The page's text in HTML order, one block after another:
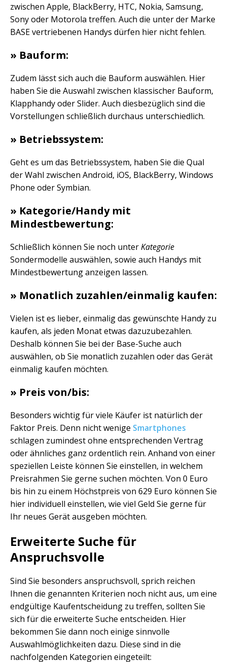
zwischen Apple, BlackBerry, HTC, Nokia, Samsung,
Sony oder Motorola treffen. Auch die unter der Marke
BASE vertriebenen Handys dürfen hier nicht fehlen.
» Bauform:
Zudem lässt sich auch die Bauform auswählen. Hier
haben Sie die Auswahl zwischen klassischer Bauform,
Klapphandy oder Slider. Auch diesbezüglich sind die
Vorstellungen schließlich durchaus unterschiedlich.
» Betriebssystem:
Geht es um das Betriebssystem, haben Sie die Qual
der Wahl zwischen Android, iOS, BlackBerry, Windows
Phone oder Symbian.
» Kategorie/Handy mit
Mindestbewertung:
Schließlich können Sie noch unterKategorie
Sondermodelle auswählen, sowie auch Handys mit
Mindestbewertung anzeigen lassen.
» Monatlich zuzahlen/einmalig kaufen:
Vielen ist es lieber, einmalig das gewünschte Handy zu
kaufen, als jeden Monat etwas dazuzubezahlen.
Deshalb können Sie bei der Base-Suche auch
auswählen, ob Sie monatlich zuzahlen oder das Gerät
einmalig kaufen möchten.
» Preis von/bis:
Besonders wichtig für viele Käufer ist natürlich der
Faktor Preis. Denn nicht wenige Smartphones
schlagen zumindest ohne entsprechenden Vertrag
oder ähnliches ganz ordentlich rein. Anhand von einer
speziellen Leiste können Sie einstellen, in welchem
Preisrahmen Sie gerne suchen möchten. Von 0 Euro
bis hin zu einem Höchstpreis von 629 Euro können Sie
hier individuell einstellen, wie viel Geld Sie gerne für
Ihr neues Gerät ausgeben möchten.
Erweiterte Suche für
Anspruchsvolle
Sind Sie besonders anspruchsvoll, sprich reichen
Ihnen die genannten Kriterien noch nicht aus, um eine
endgültige Kaufentscheidung zu treffen, sollten Sie
sich für die erweiterte Suche entscheiden. Hier
bekommen Sie dann noch einige sinnvolle
Auswahlmöglichkeiten dazu. Diese sind in die
nachfolgenden Kategorien eingeteilt: